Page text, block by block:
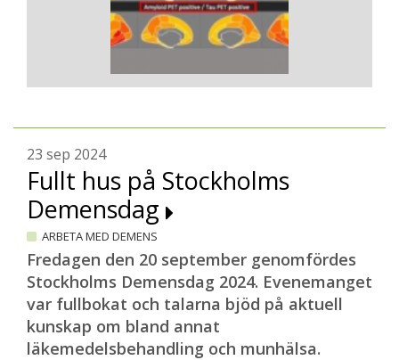
23 sep 2024
Fullt hus på Stockholms
Demensdag
ARBETA MED DEMENS
Fredagen den 20 september genomfördes
Stockholms Demensdag 2024. Evenemanget
var fullbokat och talarna bjöd på aktuell
kunskap om bland annat
läkemedelsbehandling och munhälsa.